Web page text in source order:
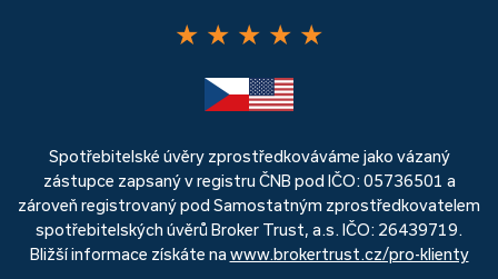
★ ★ ★ ★ ★
Spotřebitelské úvěry zprostředkováváme jako vázaný
zástupce zapsaný v registru ČNB pod IČO: 05736501 a
zároveň registrovaný pod Samostatným zprostředkovatelem
spotřebitelských úvěrů Broker Trust, a.s. IČO: 26439719.
Bližší informace získáte na www.brokertrust.cz/pro-klienty